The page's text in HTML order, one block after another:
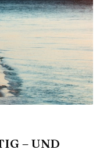
– UND